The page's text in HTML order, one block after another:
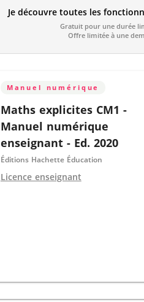
Je découvre toutes les
Gratuit pour une durée
Offre limitée à une
Manuel numérique
Maths explicites CM1 -
Manuel numérique
enseignant - Ed. 2020
Éditions Hachette Éducation
Licence enseignant